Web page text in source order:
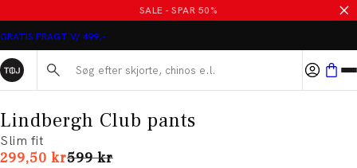
SALE - SPAR 50%
GRATIS FRAGT V/ 499,-
Søg her...
Lindbergh Club pants
Slim fit
299,50 krI alt (uden rabat)
599 kr